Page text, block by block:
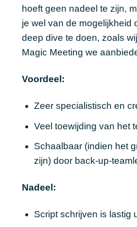
hoeft geen nadeel te zijn,
je wel van de mogelijkheid
deep dive te doen, zoals
Magic Meeting we
Voordeel:
Zeer specialistisch en
Veel toewijding van het
Schaalbaar (indien het
zijn) door back-up-
Nadeel:
Script schrijven is lastig